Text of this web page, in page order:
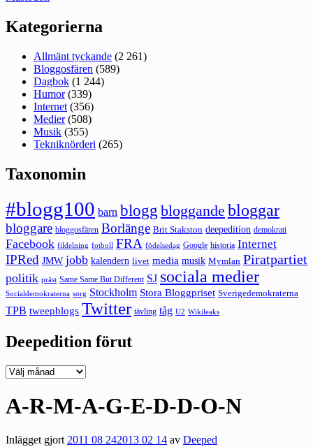
Kategorierna
Allmänt tyckande (2 261)
Bloggosfären (589)
Dagbok (1 244)
Humor(339)
Internet (356)
Medier(508)
Musik (355)
Tekniknörderi (265)
Taxonomin
#blogg100 barn blogg bloggande bloggar
bloggare bloggosfären Borlänge Brit Stakston deepedition demokrati
Facebook fildelning fotboll FRA födelsedag Google historia Internet
IPRed JMW jobb kalendern livet media musik Mymlan Piratpartiet
politik präst Same Same But Different SJ sociala medier
Socialdemokraterna sorg Stockholm Stora Bloggpriset Sverigedemokraterna
TPB tweepblogs Twitter tävling tåg U2 Wikileaks
Deepedition förut
Deepedition
A-R-M-A-G-E-D-D-O-N
Inlägget gjort2011 08 242013 02 14 av Deeped